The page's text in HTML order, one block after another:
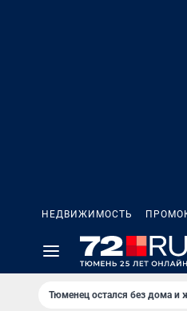
НЕДВИЖИМОСТЬ
Тюменец остался без дома и